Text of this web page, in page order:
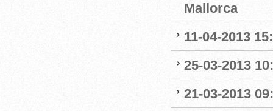
Mallorca
11-04-2013
25-03-2013
21-03-2013